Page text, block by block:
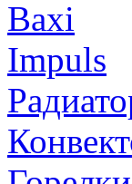
Baxi
Impuls